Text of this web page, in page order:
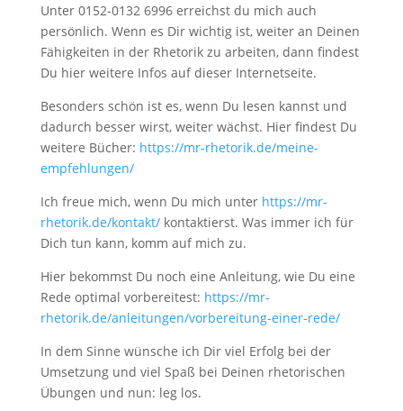
Unter 0152-0132 6996 erreichst du mich auch
persönlich. Wenn es Dir wichtig ist, weiter an Deinen
Fähigkeiten in der Rhetorik zu arbeiten, dann findest
Du hier weitere Infos auf dieser Internetseite.
Besonders schön ist es, wenn Du lesen kannst und
dadurch besser wirst, weiter wächst. Hier findest Du
weitere Bücher: https://mr-rhetorik.de/meine-
empfehlungen/
Ich freue mich, wenn Du mich unter https://mr-
rhetorik.de/kontakt/kontaktierst. Was immer ich für
Dich tun kann, komm auf mich zu.
Hier bekommst Du noch eine Anleitung, wie Du eine
Rede optimal vorbereitest: https://mr-
rhetorik.de/anleitungen/vorbereitung-einer-rede/
In dem Sinne wünsche ich Dir viel Erfolg bei der
Umsetzung und viel Spaß bei Deinen rhetorischen
Übungen und nun: leg los.